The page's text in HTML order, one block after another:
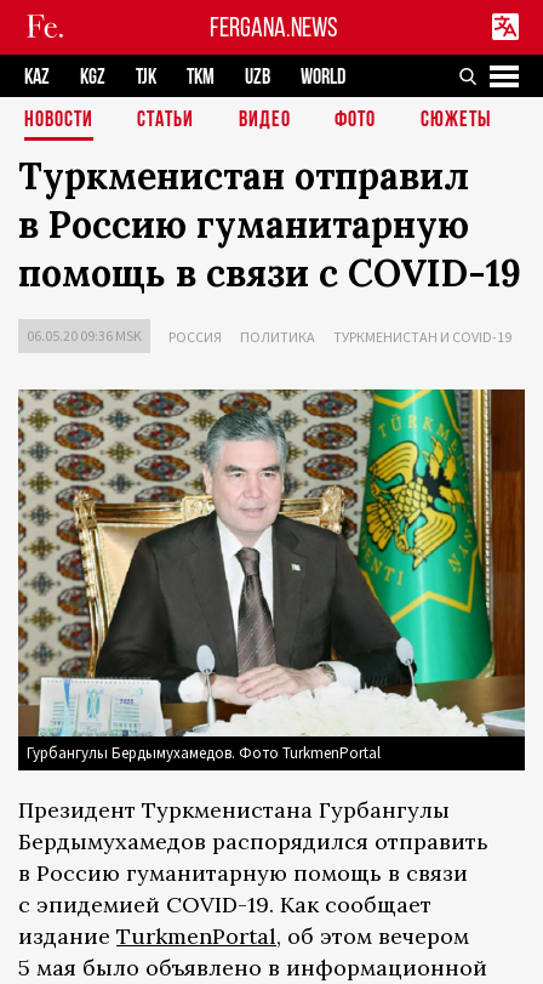
FERGANA.NEWS
KAZ KGZ TJK TKM UZB
WORLD
НОВОСТИ
СТАТЬИ ВИДЕО ФОТО СЮЖЕТЫ
Туркменистан отправил
в Россию гуманитарную
помощь в связи с COVID-19
06.05.20 09:36 MSK РОССИЯ ПОЛИТИКА ТУРКМЕНИСТАН И COVID-19
Гурбангулы Бердымухамедов. Фото TurkmenPortal
Президент Туркменистана Гурбангулы
Бердымухамедов распорядился отправить
в Россию гуманитарную помощь в связи
с эпидемией COVID-19. Как сообщает
издание TurkmenPortal, об этом вечером
5 мая было объявлено в информационной